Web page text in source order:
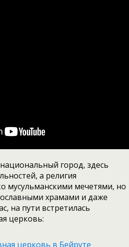
город, здесь
а религия
мусульманскими мечетями, но
храмами и даже
на пути встретилась
церковь: